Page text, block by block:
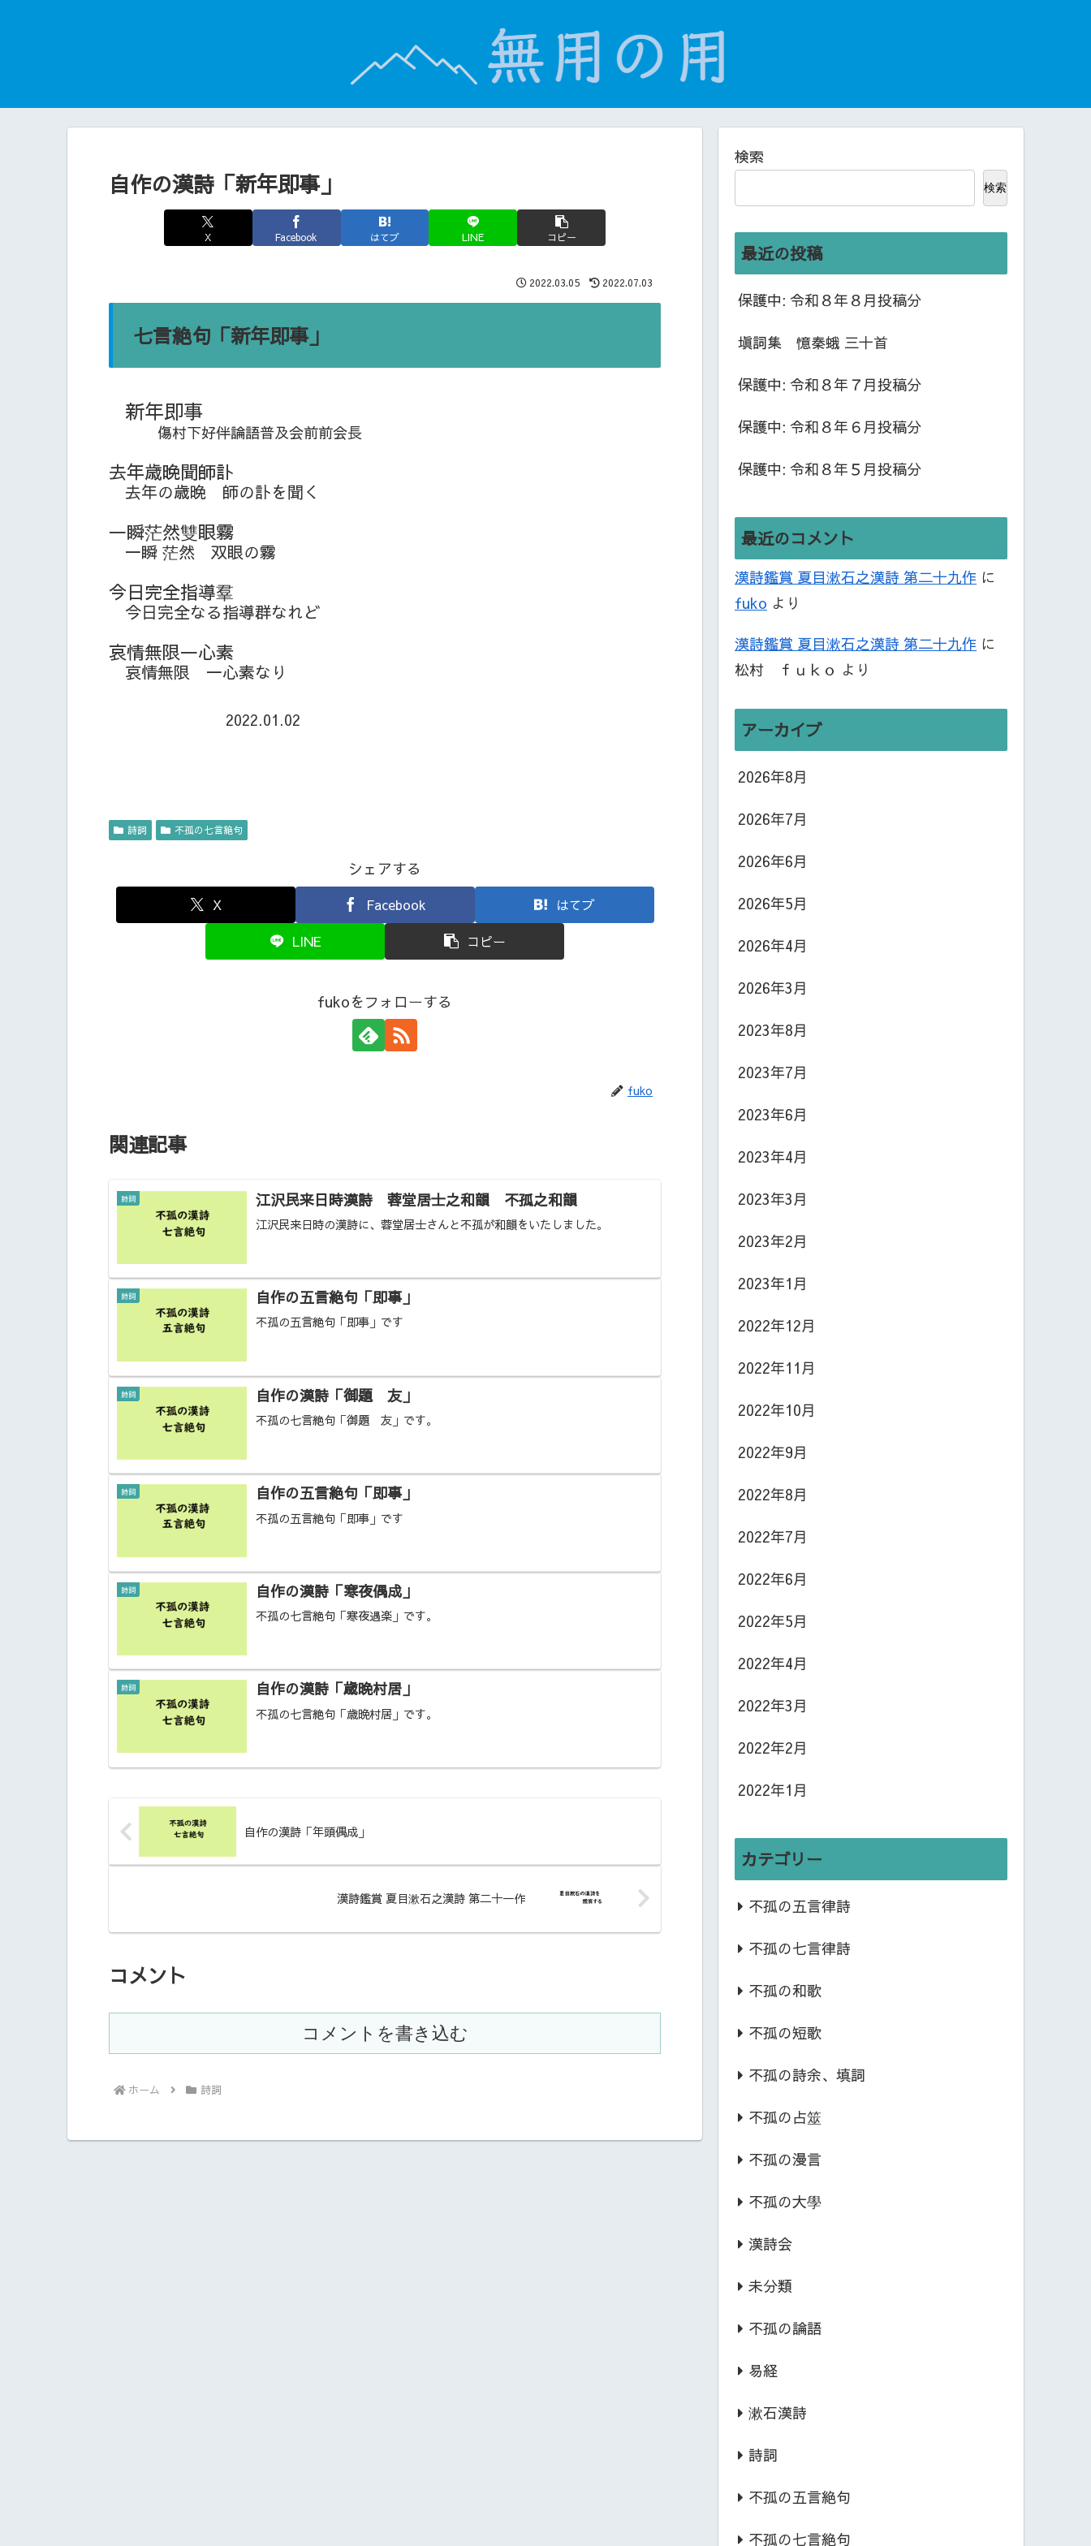
自作の漢詩「新年即事」
X Facebook はてブ LINE コピー
2022.03.05 2022.07.03
七言絶句「新年即事」
新年即事
傷村下好伴論語普及会前前会長
去年歳晩聞師訃
去年の歳晩 師の訃を聞く
一瞬茫然雙眼霧
一瞬 茫然 双眼の霧
今日完全指導羣
今日完全なる指導群なれど
哀情無限一心素
哀情無限 一心素なり
2022.01.02
詩詞 不孤の七言絶句
シェアする
X Facebook はてブ
LINE コピー
fukoをフォローする
fuko
関連記事
詩詞 江沢民来日時漢詩 蓉堂居士之和韻 不孤之和韻
江沢民来日時の漢詩に、蓉堂居士さんと不孤が和韻をいたしました。
詩詞 自作の五言絶句「即事」
不孤の五言絶句「即事」です
詩詞 自作の漢詩「御題 友」
不孤の七言絶句「御題 友」です。
詩詞 自作の五言絶句「即事」
不孤の五言絶句「即事」です
詩詞 自作の漢詩「寒夜偶成」
不孤の七言絶句「寒夜遇楽」です。
詩詞 自作の漢詩「歳晩村居」
不孤の七言絶句「歳晩村居」です。
自作の漢詩「年頭偶成」
漢詩鑑賞 夏目漱石之漢詩 第二十一作
コメント
コメントを書き込む
ホーム 詩詞
検索
検索
最近の投稿
保護中: 令和８年８月投稿分
塡詞集 憶秦蛾 三十首
保護中: 令和８年７月投稿分
保護中: 令和８年６月投稿分
保護中: 令和８年５月投稿分
最近のコメント
漢詩鑑賞 夏目漱石之漢詩 第二十九作 に
fuko より
漢詩鑑賞 夏目漱石之漢詩 第二十九作 に
松村 ｆｕｋｏ より
アーカイブ
2026年8月
2026年7月
2026年6月
2026年5月
2026年4月
2026年3月
2023年8月
2023年7月
2023年6月
2023年4月
2023年3月
2023年2月
2023年1月
2022年12月
2022年11月
2022年10月
2022年9月
2022年8月
2022年7月
2022年6月
2022年5月
2022年4月
2022年3月
2022年2月
2022年1月
カテゴリー
不孤の五言律詩
不孤の七言律詩
不孤の和歌
不孤の短歌
不孤の詩余、填詞
不孤の占筮
不孤の漫言
不孤の大學
漢詩会
未分類
不孤の論語
易経
漱石漢詩
詩詞
不孤の五言絶句
不孤の七言絶句